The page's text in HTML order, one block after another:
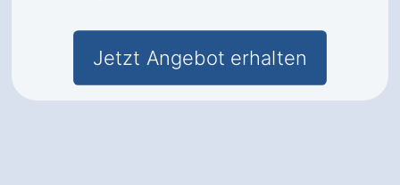
Jetzt Angebot erhalten